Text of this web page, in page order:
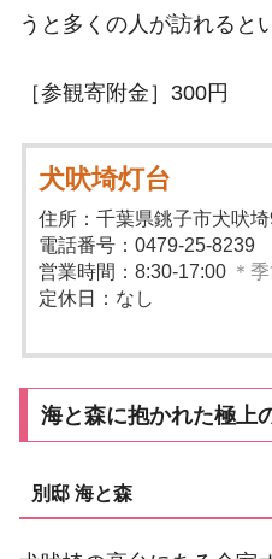
うと多くの人が訪れると
［参観寄附金］300円
犬吠埼灯台
住所：千葉県銚子市犬吠
電話番号：0479-25-8239
営業時間：8:30-17:00 ＊
定休日：なし
海と森に抱かれた極上
別邸 海と森